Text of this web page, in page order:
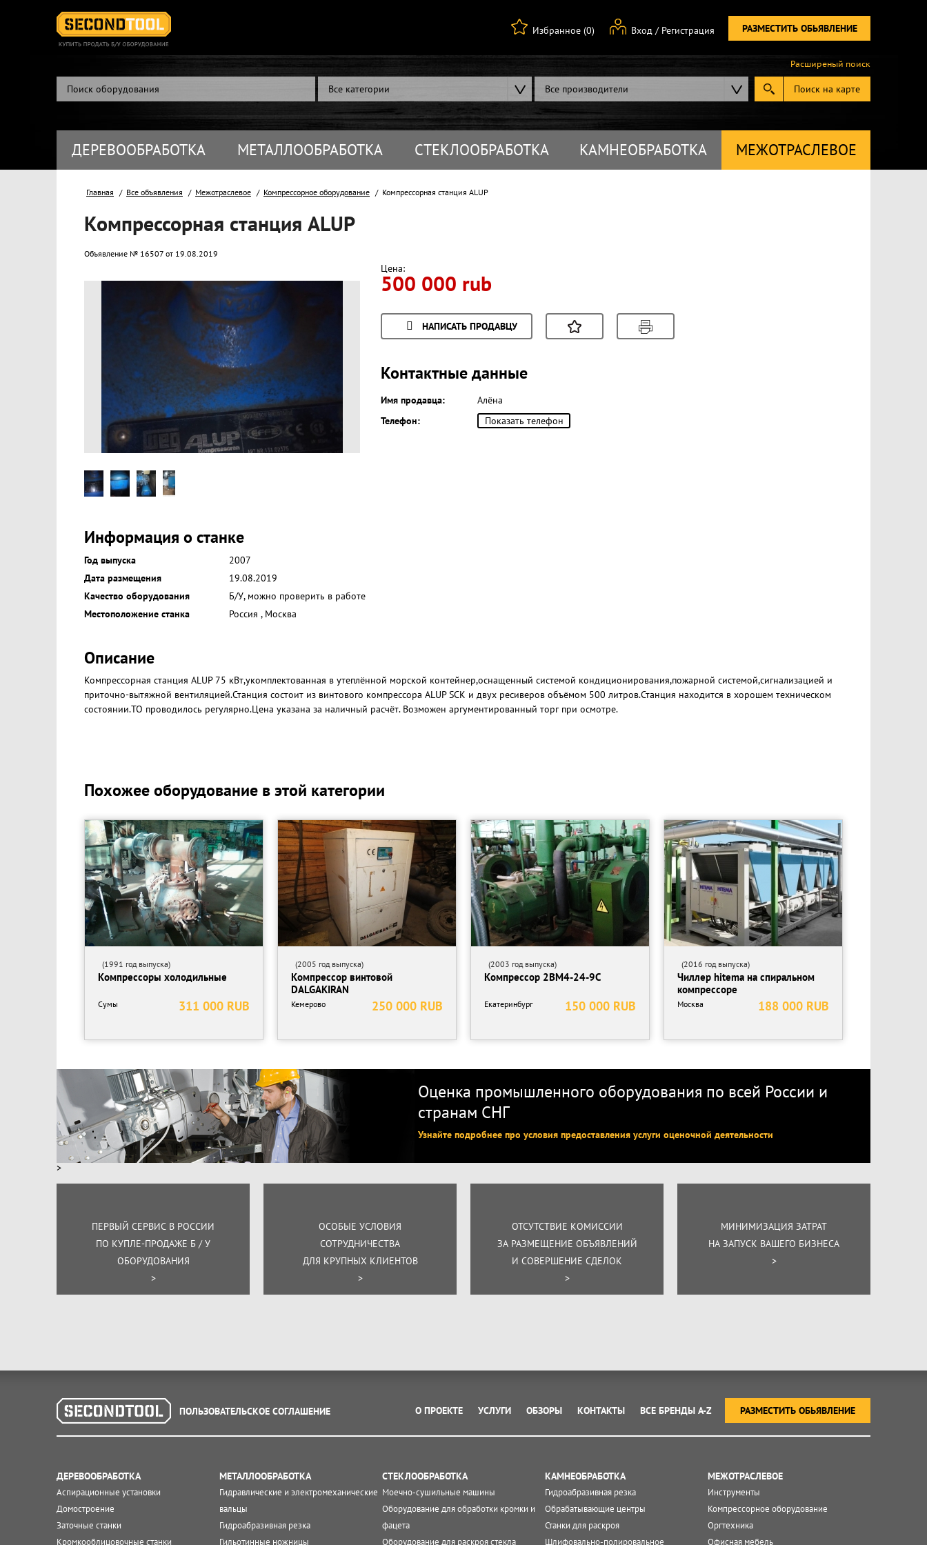
РАЗМЕСТИТЬ ОБЬЯВЛЕНИЕ
Вход / Регистрация
Избранное (0)
Все категории Все производители Поиск на карте
Расширеный поиск
ДЕРЕВООБРАБОТКА МЕТАЛЛООБРАБОТКА СТЕКЛООБРАБОТКА КАМНЕОБРАБОТКА МЕЖОТРАСЛЕВОЕ
Главная Все объявления Межотраслевое Компрессорное оборудование Компрессорная станция ALUP
Компрессорная станция ALUP
Объявление № 16507 от 19.08.2019
Цена:
500 000 rub
НАПИСАТЬ ПРОДАВЦУ
Контактные данные
Имя продавца:
Алёна
Телефон:
Показать телефон
Информация о станке
Год выпуска
2007
Дата размещения
19.08.2019
Качество оборудования
Б/У, можно проверить в работе
Местоположение станка
Россия , Москва
Описание
Компрессорная станция ALUP 75 кВт,укомплектованная в утеплённой морской контейнер,оснащенный системой кондиционирования,пожарной системой,сигнализацией и
приточно-вытяжной вентиляцией.Станция состоит из винтового компрессора ALUP SCK и двух ресиверов объёмом 500 литров.Станция находится в хорошем техническом
состоянии.ТО проводилось регулярно.Цена указана за наличный расчёт. Возможен аргументированный торг при осмотре.
Похожее оборудование в этой категории
(1991 год выпуска)
Компрессоры холодильные
311 000 RUB
Сумы
(2005 год выпуска)
Компрессор винтовой
DALGAKIRAN
250 000 RUB
Кемерово
(2003 год выпуска)
Компрессор 2ВМ4-24-9С
150 000 RUB
Екатеринбург
(2016 год выпуска)
Чиллер hitema на спиральном
компрессоре
188 000 RUB
Москва
Оценка промышленного оборудования по всей России и
странам СНГ
Узнайте подробнее про условия предоставления услуги оценочной деятельности
>
ПЕРВЫЙ СЕРВИС В РОССИИ
ПО КУПЛЕ-ПРОДАЖЕ Б / У
ОБОРУДОВАНИЯ
>
ОСОБЫЕ УСЛОВИЯ
СОТРУДНИЧЕСТВА
ДЛЯ КРУПНЫХ КЛИЕНТОВ
>
ОТСУТСТВИЕ КОМИССИИ
ЗА РАЗМЕЩЕНИЕ ОБЪЯВЛЕНИЙ
И СОВЕРШЕНИЕ СДЕЛОК
>
МИНИМИЗАЦИЯ ЗАТРАТ
НА ЗАПУСК ВАШЕГО БИЗНЕСА
>
ПОЛЬЗОВАТЕЛЬСКОЕ СОГЛАШЕНИЕ РАЗМЕСТИТЬ ОБЬЯВЛЕНИЕ
О ПРОЕКТЕ УСЛУГИ ОБЗОРЫ КОНТАКТЫ ВСЕ БРЕНДЫ A-Z
ДЕРЕВООБРАБОТКА
Аспирационные установки
Домостроение
Заточные станки
Кромкооблицовочные станки
МЕТАЛЛООБРАБОТКА
Гидравлические и электромеханические
вальцы
Гидроабразивная резка
Гильотинные ножницы
СТЕКЛООБРАБОТКА
Моечно-сушильные машины
Оборудование для обработки кромки и
фацета
Оборудование для раскроя стекла
КАМНЕОБРАБОТКА
Гидроабразивная резка
Обрабатывающие центры
Станки для раскроя
Шлифовально-полировальное
МЕЖОТРАСЛЕВОЕ
Инструменты
Компрессорное оборудование
Оргтехника
Офисная мебель